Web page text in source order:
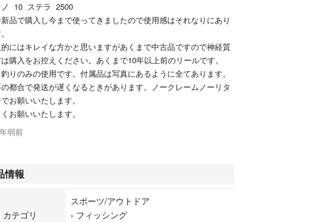
ノ 10 ステラ 2500
品で購入し今まで使ってきましたので使用感はそれなりにあり
にはキレイな方かと思いますがあくまで中古品ですので神経質
購入をお控えください。あくまで10年以上前のリールです。
りのみの使用です。付属品は写真にあるように全てあります。
都合で発送が遅くなるときがあります。ノークレームノーリタ
お願いいたします。
お願いいたします。
弱前
情報
カテゴリ
スポーツ/アウトドア
› フィッシング